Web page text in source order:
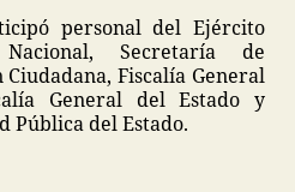
personal del Ejército
Secretaría de
Fiscalía General
General del Estado y
Pública del Estado.